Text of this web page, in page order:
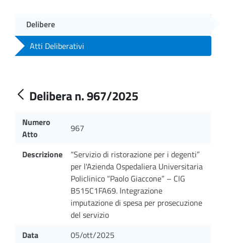
Delibere
Atti Deliberativi
Delibera n. 967/2025
Numero
Atto
967
Descrizione
“Servizio di ristorazione per i degenti”
per l'Azienda Ospedaliera Universitaria
Policlinico “Paolo Giaccone” – CIG
B515C1FA69. Integrazione
imputazione di spesa per prosecuzione
del servizio
Data
05/ott/2025